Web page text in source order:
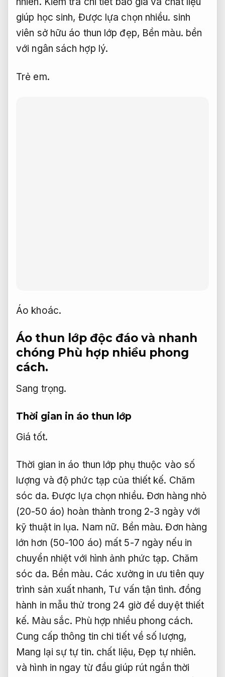
giúp học sinh, Được lựa chọn nhiều. sinh
viên sở hữu áo thun lớp đẹp, Bền màu. bền
với ngân sách hợp lý.
Trẻ em.
Áo khoác.
Áo thun lớp độc đáo và nhanh
chóng Phù hợp nhiều phong
cách.
Sang trọng.
Thời gian in áo thun lớp
Giá tốt.
Thời gian in áo thun lớp phụ thuộc vào số
lượng và độ phức tạp của thiết kế. Chăm
sóc da. Được lựa chọn nhiều. Đơn hàng nhỏ
(20-50 áo) hoàn thành trong 2-3 ngày với
kỹ thuật in lụa. Nam nữ. Bền màu. Đơn hàng
lớn hơn (50-100 áo) mất 5-7 ngày nếu in
chuyển nhiệt với hình ảnh phức tạp. Chăm
sóc da. Bền màu. Các xưởng in ưu tiên quy
trình sản xuất nhanh, Tư vấn tận tình. đồng
hành in mẫu thử trong 24 giờ để duyệt thiết
kế. Màu sắc. Phù hợp nhiều phong cách.
Cung cấp thông tin chi tiết về số lượng,
Mang lại sự tự tin. chất liệu,Đẹp tự nhiên.
và hình in ngay từ đầu giúp rút ngắn thời